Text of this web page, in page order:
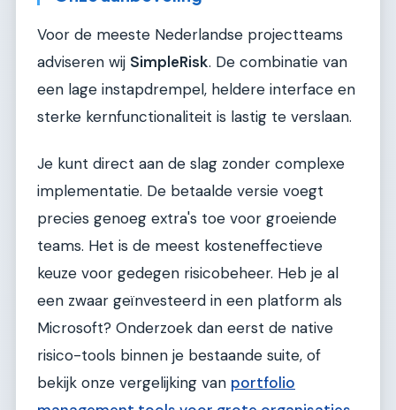
Voor de meeste Nederlandse projectteams
adviseren wij SimpleRisk. De combinatie van
een lage instapdrempel, heldere interface en
sterke kernfunctionaliteit is lastig te verslaan.
Je kunt direct aan de slag zonder complexe
implementatie. De betaalde versie voegt
precies genoeg extra's toe voor groeiende
teams. Het is de meest kosteneffectieve
keuze voor gedegen risicobeheer. Heb je al
een zwaar geïnvesteerd in een platform als
Microsoft? Onderzoek dan eerst de native
risico-tools binnen je bestaande suite, of
bekijk onze vergelijking van portfolio